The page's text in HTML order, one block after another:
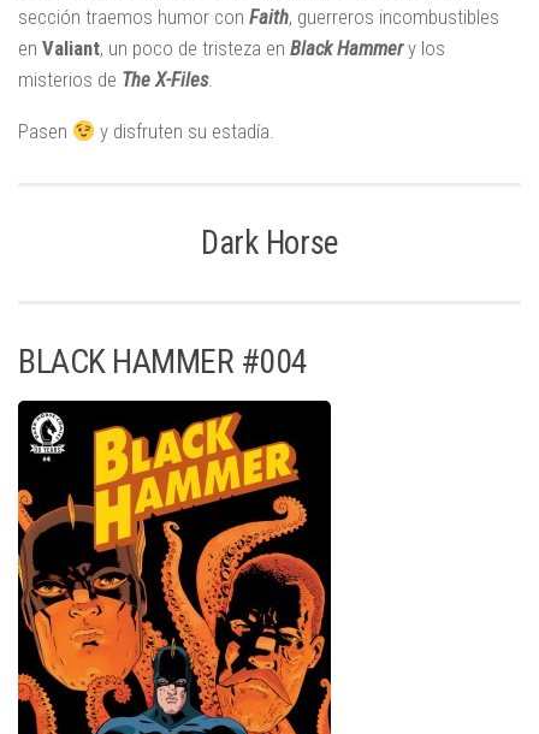
sección traemos humor con Faith, guerreros incombustibles
en Valiant, un poco de tristeza en Black Hammery los
misterios de The X-Files.
Pasen y disfruten su estadía.
Dark Horse
BLACK HAMMER #004